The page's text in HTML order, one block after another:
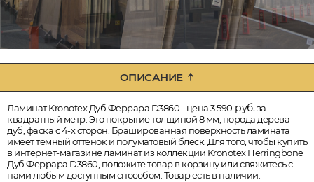
ОПИСАНИЕ
Ламинат Kronotex Дуб Феррара D3860 - цена 3 590 руб.за
квадратный метр. Это покрытие толщиной 8 мм, порода дерева -
дуб, фаска с 4-х сторон. Брашированная поверхность ламината
имеет тёмный оттенок и полуматовый блеск. Для того, чтобы купить
в интернет-магазине ламинат из коллекции Kronotex Herringbone
Дуб Феррара D3860, положите товар в корзину или свяжитесь с
нами любым доступным способом. Товар есть в наличии.